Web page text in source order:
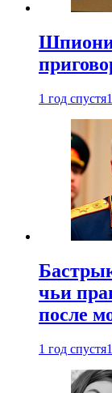
1 год спустя
чьи
после
1 год спустя